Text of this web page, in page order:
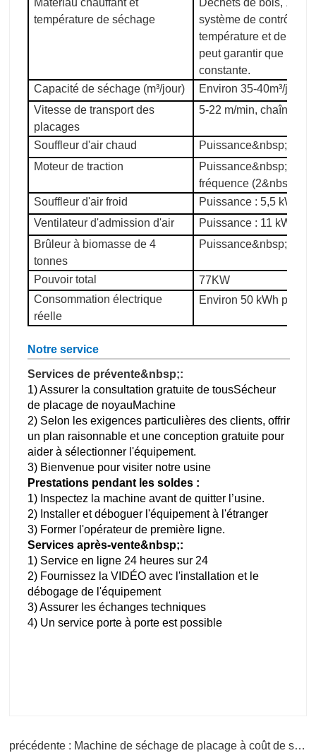
Matériau chauffant et
température de séchage
Déchets de bois,
système de contrôle
température et de
peut garantir que la
constante.
Capacité de séchage (m³/jour)
Environ 35-40m³/jour
Vitesse de transport des
placages
5-22 m/min, chaîne
Souffleur d'air chaud
Puissance&nbsp;: 5,5
Moteur de traction
Puissance&nbsp;:
fréquence
Souffleur d'air froid
Puissance : 5,5 kW (1
Ventilateur d'admission d'air
Puissance : 11 kW (1
Brûleur à biomasse de 4
tonnes
Puissance&nbsp;:
Pouvoir total
77KW
Consommation électrique
réelle
Environ 50 kWh par
Notre service
Services de prévente&nbsp;:
1) Assurer la consultation gratuite de tousSécheur
de placage de noyauMachine
2) Selon les exigences particulières des clients, offrir
un plan raisonnable et une conception gratuite pour
aider à sélectionner l'équipement.
3) Bienvenue pour visiter notre usine
Prestations pendant les soldes :
1) Inspectez la machine avant de quitter l’usine.
2) Installer et déboguer l'équipement à l'étranger
3) Former l'opérateur de première ligne.
Services après-vente&nbsp;:
1) Service en ligne 24 heures sur 24
2) Fournissez la VIDÉO avec l'installation et le
débogage de l'équipement
3) Assurer les échanges techniques
4) Un service porte à porte est possible
précédente : Machine de séchage de placage à coût de séchage élevé et automatique